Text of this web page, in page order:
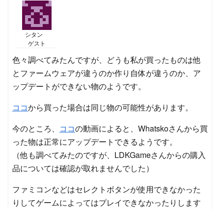
シタン
ゲスト
色々調べてみたんですが、どうも私が買ったものは他
とファームウェアが違うのか作り自体が違うのか、ア
ップデートができない物のようです。
ココから買った場合は同じ物の可能性があります。
今のところ、 ココの動画によると、Whatskoさんから買
った物は正常にアップデートできるようです。
（他も調べてみたのですが、LDKGameさんからの購入
品については確認が取れませんでした）
ファミコンなどはセレクトボタンが使用できなかった
りしてゲームによってはプレイできなかったりします